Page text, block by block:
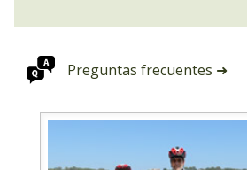
Preguntas frecuentes ➜